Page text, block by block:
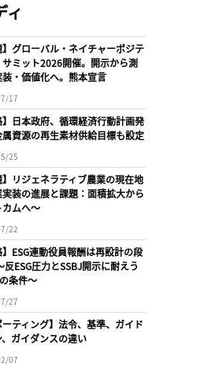
ィ
】グローバル・ネイチャーポジテ
サミット2026開催。開示から測
・価値化へ。熊本宣言
17
】日本政府、循環経済行動計画発
資源の再生素材供給目標も設定
25
】リジェネラティブ農業の現在地
装の進展と課題：面積拡大から
カムへ〜
22
】ESG連動役員報酬は再設計の段
反ESG圧力とSSBJ開示に耐えう
条件〜
27
ーティング】法令、基準、ガイド
、ガイダンスの違い
07